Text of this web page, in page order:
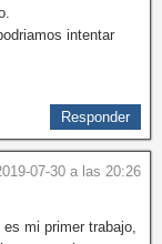
intentar
Responder
07-30 a las 20:26
mi primer trabajo,